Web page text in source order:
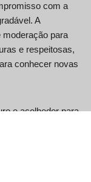
com a
A
moderação para
e respeitosas,
conhecer novas
e acolhedor para